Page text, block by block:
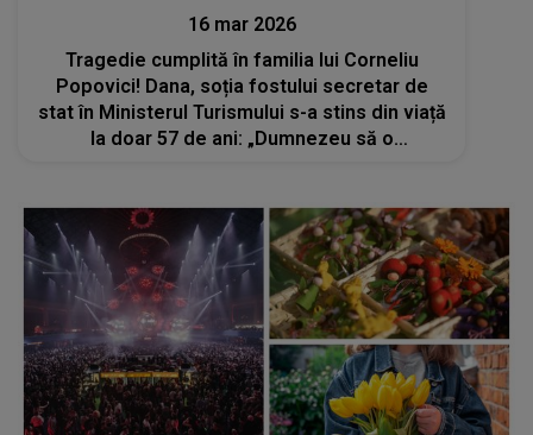
16 mar 2026
Tragedie cumplită în familia lui Corneliu
Popovici! Dana, soția fostului secretar de
stat în Ministerul Turismului s-a stins din viață
la doar 57 de ani: „Dumnezeu să o